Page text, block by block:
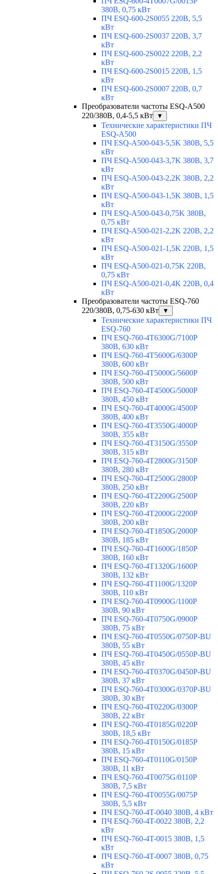
380В, 0,75 кВт
ПЧ ESQ-600-2S0055 220В, 5,5
кВт
ПЧ ESQ-600-2S0037 220В, 3,7
кВт
ПЧ ESQ-600-2S0022 220В, 2,2
кВт
ПЧ ESQ-600-2S0015 220В, 1,5
кВт
ПЧ ESQ-600-2S0007 220В, 0,7
кВт
Преобразователи частоты ESQ-A500
220/380В, 0,4-5,5 кВт
▼
Технические характеристики ПЧ
ESQ-A500
ПЧ ESQ-A500-043-5,5K 380В, 5,5
кВт
ПЧ ESQ-A500-043-3,7K 380В, 3,7
кВт
ПЧ ESQ-A500-043-2,2K 380В, 2,2
кВт
ПЧ ESQ-A500-043-1,5K 380В, 1,5
кВт
ПЧ ESQ-A500-043-0,75K 380В,
0,75 кВт
ПЧ ESQ-A500-021-2,2K 220В, 2,2
кВт
ПЧ ESQ-A500-021-1,5K 220В, 1,5
кВт
ПЧ ESQ-A500-021-0,75K 220В,
0,75 кВт
ПЧ ESQ-A500-021-0,4K 220В, 0,4
кВт
Преобразователи частоты ESQ-760
220/380В, 0,75-630 кВт
▼
Технические характеристики ПЧ
ESQ-760
ПЧ ESQ-760-4T6300G/7100P
380В, 630 кВт
ПЧ ESQ-760-4T5600G/6300P
380В, 600 кВт
ПЧ ESQ-760-4T5000G/5600P
380В, 500 кВт
ПЧ ESQ-760-4T4500G/5000P
380В, 450 кВт
ПЧ ESQ-760-4T4000G/4500P
380В, 400 кВт
ПЧ ESQ-760-4T3550G/4000P
380В, 355 кВт
ПЧ ESQ-760-4T3150G/3550P
380В, 315 кВт
ПЧ ESQ-760-4T2800G/3150P
380В, 280 кВт
ПЧ ESQ-760-4T2500G/2800P
380В, 250 кВт
ПЧ ESQ-760-4T2200G/2500P
380В, 220 кВт
ПЧ ESQ-760-4T2000G/2200P
380В, 200 кВт
ПЧ ESQ-760-4T1850G/2000P
380В, 185 кВт
ПЧ ESQ-760-4T1600G/1850P
380В, 160 кВт
ПЧ ESQ-760-4T1320G/1600P
380В, 132 кВт
ПЧ ESQ-760-4T1100G/1320P
380В, 110 кВт
ПЧ ESQ-760-4T0900G/1100P
380В, 90 кВт
ПЧ ESQ-760-4T0750G/0900P
380В, 75 кВт
ПЧ ESQ-760-4T0550G/0750P-BU
380В, 55 кВт
ПЧ ESQ-760-4T0450G/0550P-BU
380В, 45 кВт
ПЧ ESQ-760-4T0370G/0450P-BU
380В, 37 кВт
ПЧ ESQ-760-4T0300G/0370P-BU
380В, 30 кВт
ПЧ ESQ-760-4T0220G/0300P
380В, 22 кВт
ПЧ ESQ-760-4T0185G/0220P
380В, 18,5 кВт
ПЧ ESQ-760-4T0150G/0185P
380В, 15 кВт
ПЧ ESQ-760-4T0110G/0150P
380В, 11 кВт
ПЧ ESQ-760-4T0075G/0110P
380В, 7,5 кВт
ПЧ ESQ-760-4T0055G/0075P
380В, 5,5 кВт
ПЧ ESQ-760-4T-0040 380В, 4 кВт
ПЧ ESQ-760-4T-0022 380В, 2,2
кВт
ПЧ ESQ-760-4T-0015 380В, 1,5
кВт
ПЧ ESQ-760-4T-0007 380В, 0,75
кВт